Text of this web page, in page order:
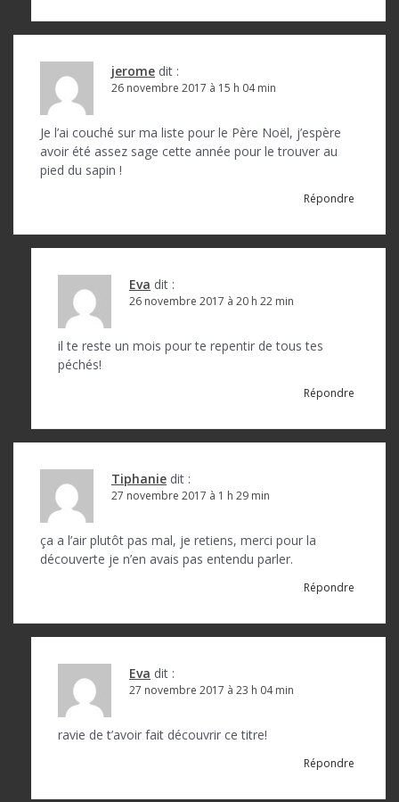
jerome dit :
26 novembre 2017 à 15 h 04 min
Je l’ai couché sur ma liste pour le Père Noël, j’espère
avoir été assez sage cette année pour le trouver au
pied du sapin !
Répondre
Eva dit :
26 novembre 2017 à 20 h 22 min
il te reste un mois pour te repentir de tous tes
péchés!
Répondre
Tiphanie dit :
27 novembre 2017 à 1 h 29 min
ça a l’air plutôt pas mal, je retiens, merci pour la
découverte je n’en avais pas entendu parler.
Répondre
Eva dit :
27 novembre 2017 à 23 h 04 min
ravie de t’avoir fait découvrir ce titre!
Répondre